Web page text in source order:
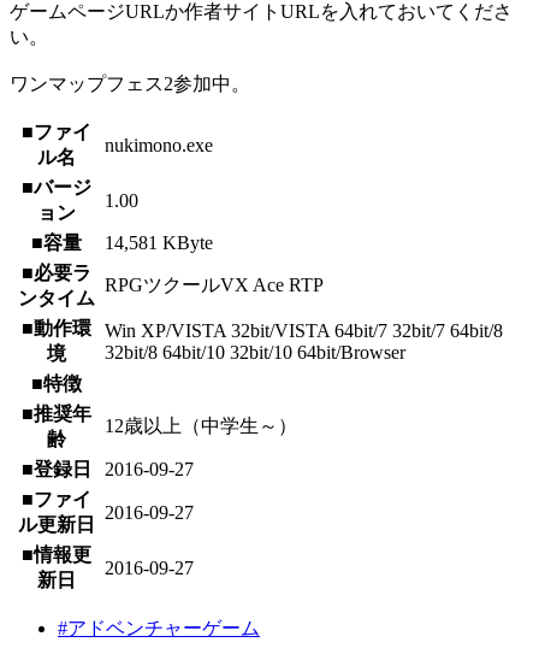
ゲームページURLか作者サイトURLを入れておいてくださ
い。
ワンマップフェス2参加中。
■ファイ
ル名
nukimono.exe
■バージ
ョン
1.00
■容量
14,581 KByte
■必要ラ
ンタイム
RPGツクールVX Ace RTP
■動作環
境
Win XP/VISTA 32bit/VISTA 64bit/7 32bit/7 64bit/8
32bit/8 64bit/10 32bit/10 64bit/Browser
■特徴
■推奨年
齢
12歳以上（中学生～）
■登録日
2016-09-27
■ファイ
ル更新日
2016-09-27
■情報更
新日
2016-09-27
#アドベンチャーゲーム